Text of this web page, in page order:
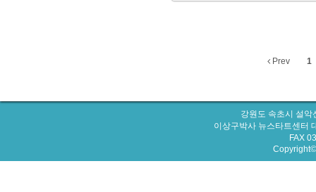
Prev 1
강원도 속초시 설
이상구박사 뉴스타트센터
FAX